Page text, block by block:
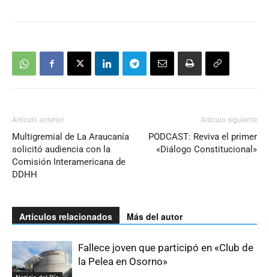
Artículo anterior
Multigremial de La Araucanía
solicitó audiencia con la
Comisión Interamericana de
DDHH
Artículo siguiente
PODCAST: Reviva el primer
«Diálogo Constitucional»
Artículos relacionados Más del autor
Fallece joven que participó en «Club de
la Pelea en Osorno»